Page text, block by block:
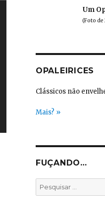
Um
(Foto de
OPALEIRICES
Clássicos não
Mais? »
FUÇANDO…
Pesquisar
por: